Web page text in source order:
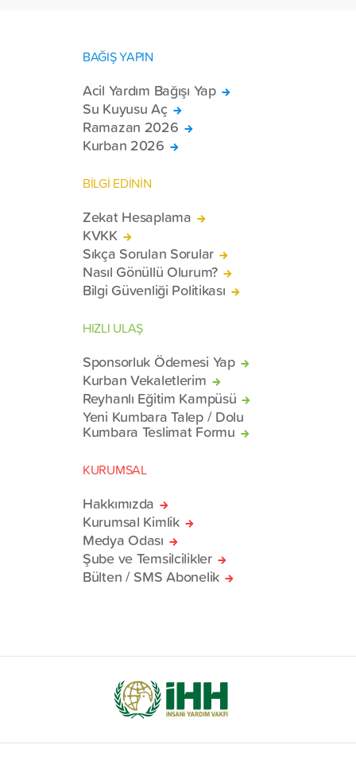
BAĞIŞ YAPIN
Acil Yardım Bağışı Yap
Su Kuyusu Aç
Ramazan 2026
Kurban 2026
BİLGİ EDİNİN
Zekat Hesaplama
KVKK
Sıkça Sorulan Sorular
Nasıl Gönüllü Olurum?
Bilgi Güvenliği Politikası
HIZLI ULAŞ
Sponsorluk Ödemesi Yap
Kurban Vekaletlerim
Reyhanlı Eğitim Kampüsü
Yeni Kumbara Talep / Dolu
Kumbara Teslimat Formu
KURUMSAL
Hakkımızda
Kurumsal Kimlik
Medya Odası
Şube ve Temsilcilikler
Bülten / SMS Abonelik